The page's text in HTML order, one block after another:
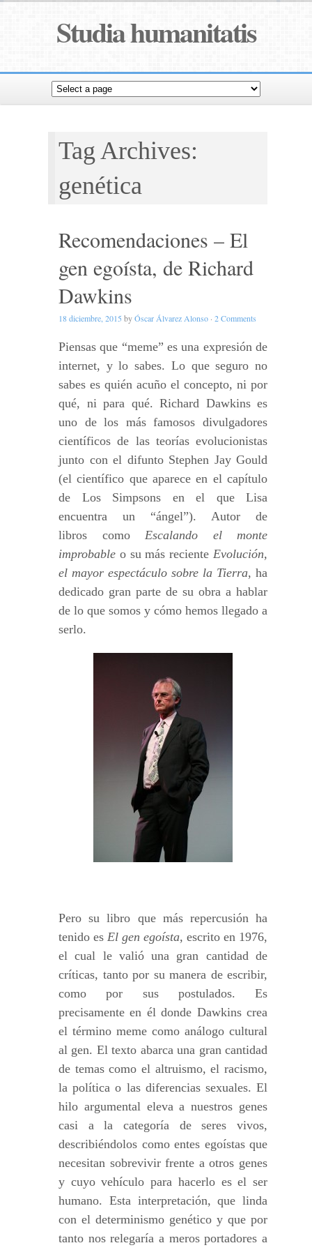
Studia humanitatis
Tag Archives:
genética
Recomendaciones – El
gen egoísta, de Richard
Dawkins
18 diciembre, 2015 byÓscar Álvarez Alonso · 2 Comments
Piensas que “meme” es una expresión de
internet, y lo sabes. Lo que seguro no
sabes es quién acuño el concepto, ni por
qué, ni para qué. Richard Dawkins es
uno de los más famosos divulgadores
científicos de las teorías evolucionistas
junto con el difunto Stephen Jay Gould
(el científico que aparece en el capítulo
de Los Simpsons en el que Lisa
encuentra un “ángel”). Autor de
libros como Escalando el monte
improbable o su más reciente Evolución,
el mayor espectáculo sobre la Tierra, ha
dedicado gran parte de su obra a hablar
de lo que somos y cómo hemos llegado a
serlo.
Pero su libro que más repercusión ha
tenido es El gen egoísta, escrito en 1976,
el cual le valió una gran cantidad de
críticas, tanto por su manera de escribir,
como por sus postulados. Es
precisamente en él donde Dawkins crea
el término meme como análogo cultural
al gen. El texto abarca una gran cantidad
de temas como el altruismo, el racismo,
la política o las diferencias sexuales. El
hilo argumental eleva a nuestros genes
casi a la categoría de seres vivos,
describiéndolos como entes egoístas que
necesitan sobrevivir frente a otros genes
y cuyo vehículo para hacerlo es el ser
humano. Esta interpretación, que linda
con el determinismo genético y que por
tanto nos relegaría a meros portadores a